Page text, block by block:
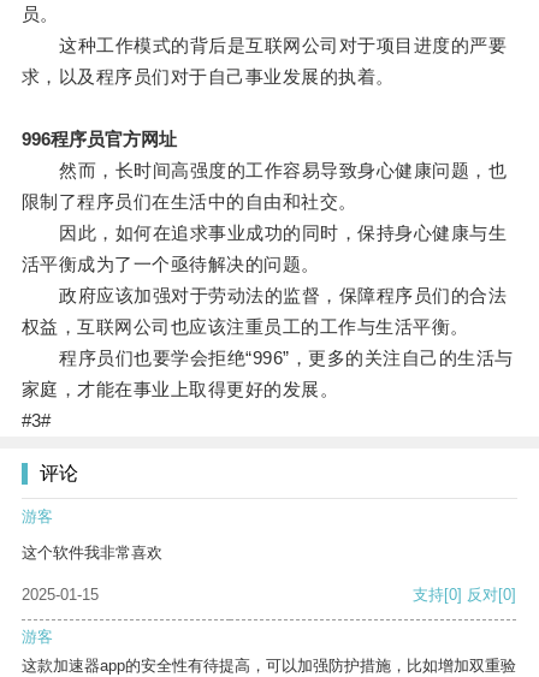
员。
这种工作模式的背后是互联网公司对于项目进度的严要
求，以及程序员们对于自己事业发展的执着。
996程序员官方网址
然而，长时间高强度的工作容易导致身心健康问题，也
限制了程序员们在生活中的自由和社交。
因此，如何在追求事业成功的同时，保持身心健康与生
活平衡成为了一个亟待解决的问题。
政府应该加强对于劳动法的监督，保障程序员们的合法
权益，互联网公司也应该注重员工的工作与生活平衡。
程序员们也要学会拒绝“996”，更多的关注自己的生活与
家庭，才能在事业上取得更好的发展。
#3#
评论
游客
这个软件我非常喜欢
2025-01-15 支持[0] 反对[0]
游客
这款加速器app的安全性有待提高，可以加强防护措施，比如增加双重验